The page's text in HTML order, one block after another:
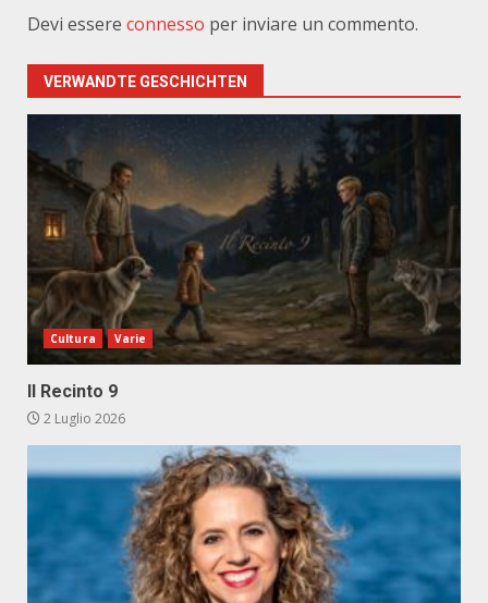
Devi essere connesso per inviare un commento.
VERWANDTE GESCHICHTEN
Cultura Varie
Il Recinto 9
2 Luglio 2026